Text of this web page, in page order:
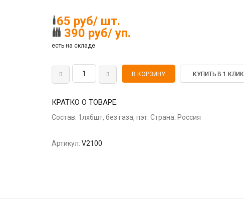
65 руб/ шт.
390 руб/ уп.
есть на складе
КУПИТЬ В 1 КЛИК
КРАТКО О ТОВАРЕ:
Состав: 1лх6шт, без газа, пэт. Страна: Россия
Артикул: V2100